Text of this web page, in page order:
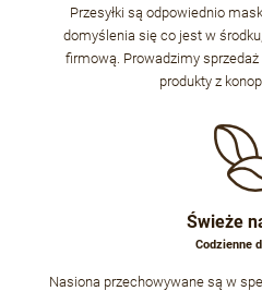
Przesyłki są odpowiednio
domyślenia się co jest w
firmową. Prowadzimy
produkty z
Świeże
Codzienne
Nasiona przechowywane są w